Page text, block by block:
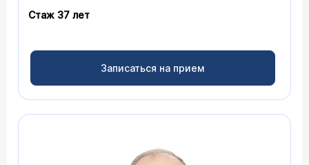
Стаж 37 лет
Записаться на прием